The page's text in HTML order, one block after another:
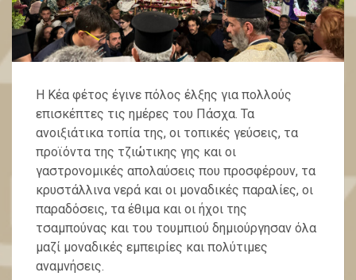
Η Κέα φέτος έγινε πόλος έλξης για πολλούς
επισκέπτες τις ημέρες του Πάσχα. Τα
ανοιξιάτικα τοπία της, οι τοπικές γεύσεις, τα
προϊόντα της τζιώτικης γης και οι
γαστρονομικές απολαύσεις που προσφέρουν, τα
κρυστάλλινα νερά και οι μοναδικές παραλίες, οι
παραδόσεις, τα έθιμα και οι ήχοι της
τσαμπούνας και του τουμπιού δημιούργησαν όλα
μαζί μοναδικές εμπειρίες και πολύτιμες
αναμνήσεις.